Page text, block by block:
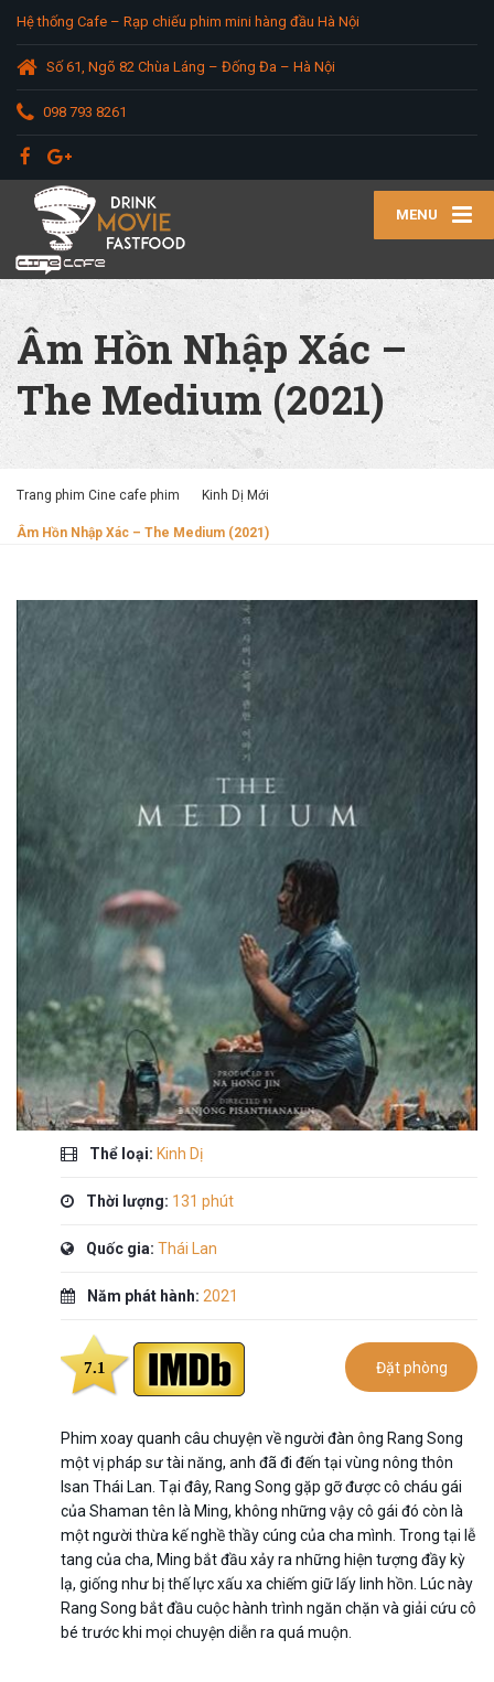
Hệ thống Cafe – Rạp chiếu phim mini hàng đầu Hà Nội
Số 61, Ngõ 82 Chùa Láng – Đống Đa – Hà Nội
098 793 8261
MENU
Âm Hồn Nhập Xác –
The Medium (2021)
Trang phim Cine cafe phim Kinh Dị Mới
Âm Hồn Nhập Xác – The Medium (2021)
Thể loại: Kinh Dị
Thời lượng: 131 phút
Quốc gia: Thái Lan
Năm phát hành: 2021
7.1 Đặt phòng
Phim xoay quanh câu chuyện về người đàn ông Rang Song
một vị pháp sư tài năng, anh đã đi đến tại vùng nông thôn
Isan Thái Lan. Tại đây, Rang Song gặp gỡ được cô cháu gái
của Shaman tên là Ming, không những vậy cô gái đó còn là
một người thừa kế nghề thầy cúng của cha mình. Trong tại lễ
tang của cha, Ming bắt đầu xảy ra những hiện tượng đầy kỳ
lạ, giống như bị thế lực xấu xa chiếm giữ lấy linh hồn. Lúc này
Rang Song bắt đầu cuộc hành trình ngăn chặn và giải cứu cô
bé trước khi mọi chuyện diễn ra quá muộn.